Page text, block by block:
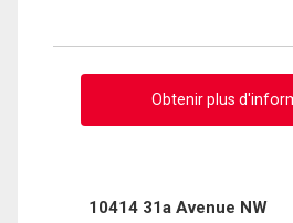
Obtenir plus
10414 31a Avenue NW